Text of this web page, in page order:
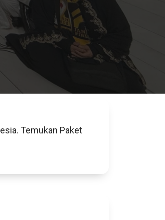
Temukan Paket